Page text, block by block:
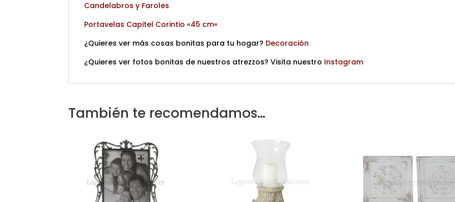
Candelabros y Faroles
Portavelas Capitel Corintio «45 cm«
¿Quieres ver más cosas bonitas para tu hogar? Decoración
¿Quieres ver fotos bonitas de nuestros atrezzos? Visita nuestro Instagram
También te recomendamos…